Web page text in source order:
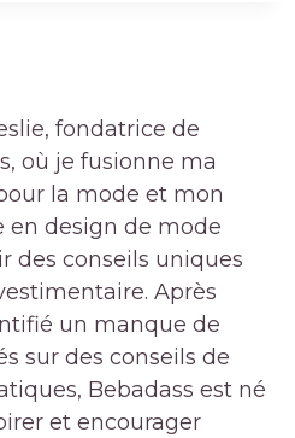
fondatrice de
où je fusionne ma
la mode et mon
en design de mode
des conseils uniques
Après
un manque de
sur des conseils de
Bebadass est né
et encourager